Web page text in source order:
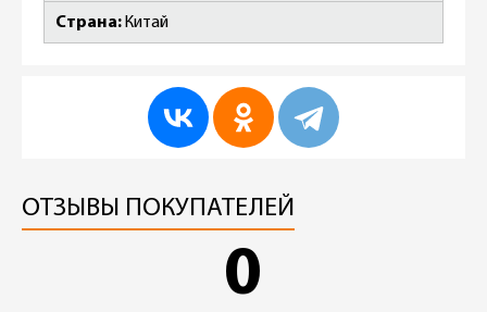
Страна Китай
ОТЗЫВЫ ПОКУПАТЕЛЕЙ
0